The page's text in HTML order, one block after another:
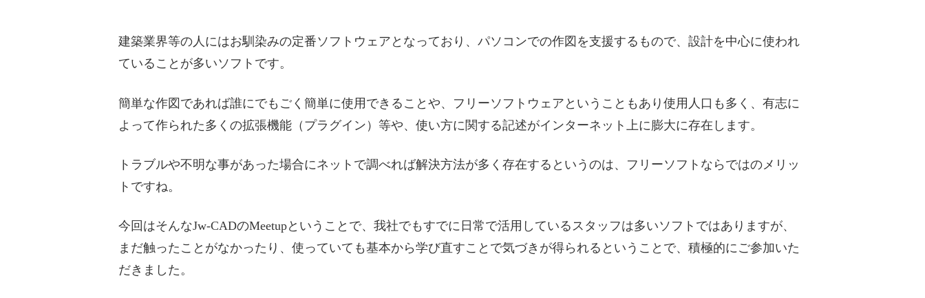
建築業界等の人にはお馴染みの定番ソフトウェアとなっており、パソコンでの作図を支援するもので、設計を中心に使われ
ていることが多いソフトです。
簡単な作図であれば誰にでもごく簡単に使用できることや、フリーソフトウェアということもあり使用人口も多く、有志に
よって作られた多くの拡張機能（プラグイン）等や、使い方に関する記述がインターネット上に膨大に存在します。
トラブルや不明な事があった場合にネットで調べれば解決方法が多く存在するというのは、フリーソフトならではのメリッ
トですね。
今回はそんなJw-CADのMeetupということで、我社でもすでに日常で活用しているスタッフは多いソフトではありますが、
まだ触ったことがなかったり、使っていても基本から学び直すことで気づきが得られるということで、積極的にご参加いた
だきました。